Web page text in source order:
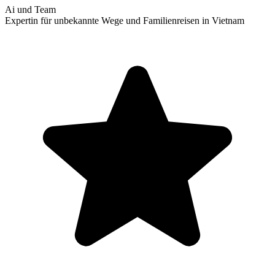
Ai und Team
Expertin für unbekannte Wege und Familienreisen in Vietnam